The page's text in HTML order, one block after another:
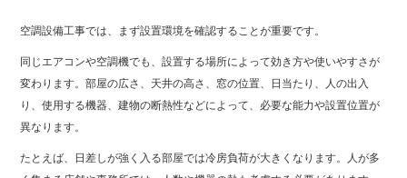
空調設備工事では、まず設置環境を確認することが重要です。
同じエアコンや空調機でも、設置する場所によって効き方や使いやすさが
変わります。部屋の広さ、天井の高さ、窓の位置、日当たり、人の出入
り、使用する機器、建物の断熱性などによって、必要な能力や設置位置が
異なります。
たとえば、日差しが強く入る部屋では冷房負荷が大きくなります。人が多